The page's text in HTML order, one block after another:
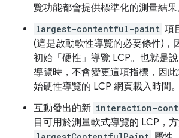
覽功能都會提供標準化的測量結果
largest-contentful-paint 項
(這是啟動軟性導覽的必要條件)，
初始「硬性」導覽 LCP。也就是
導覽時，不會變更這項指標，因
始硬性導覽的 LCP 網頁載入時間。
互動發出的新 interaction-
目可用於測量軟式導覽的 LCP，